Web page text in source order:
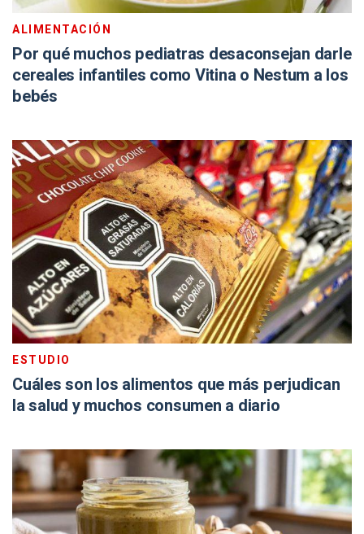
ALIMENTACIÓN
Por qué muchos pediatras desaconsejan darle
cereales infantiles como Vitina o Nestum a los
bebés
ESTUDIO
Cuáles son los alimentos que más perjudican
la salud y muchos consumen a diario